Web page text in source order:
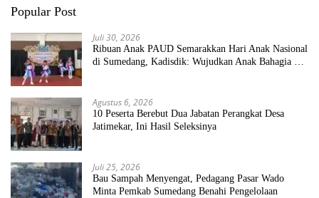
Popular Post
Juli 30, 2026
Ribuan Anak PAUD Semarakkan Hari Anak Nasional
di Sumedang, Kadisdik: Wujudkan Anak Bahagia dan
Agustus 6, 2026
10 Peserta Berebut Dua Jabatan Perangkat Desa
Jatimekar, Ini Hasil Seleksinya
Juli 25, 2026
Bau Sampah Menyengat, Pedagang Pasar Wado
Minta Pemkab Sumedang Benahi Pengelolaan